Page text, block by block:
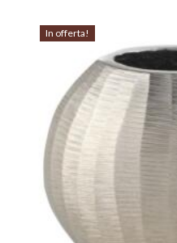
In offerta!